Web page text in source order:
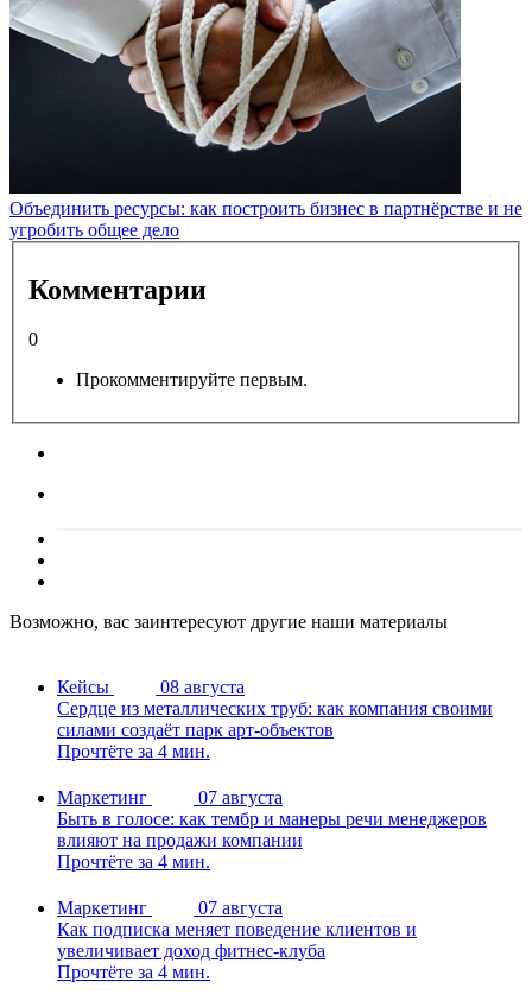
Объединить ресурсы: как построить бизнес в партнёрстве и не
угробить общее дело
Комментарии
0
Прокомментируйте первым.
Возможно, вас заинтересуют другие наши материалы
Кейсы
08 августа
Сердце из металлических труб: как компания своими
силами создаёт парк арт-объектов
Прочтёте за 4 мин.
Маркетинг
07 августа
Быть в голосе: как тембр и манеры речи менеджеров
влияют на продажи компании
Прочтёте за 4 мин.
Маркетинг
07 августа
Как подписка меняет поведение клиентов и
увеличивает доход фитнес-клуба
Прочтёте за 4 мин.